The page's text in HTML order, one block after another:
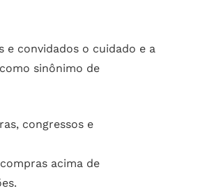
e convidados o cuidado e a
sinônimo de
congressos e
acima de